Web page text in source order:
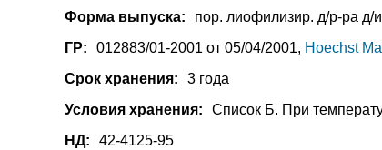
Форма выпуска:
пор. лиофилизир. д/р-ра
ГР:
012883/01-2001 от 05/04/2001, Hoechst
Срок хранения:
3 года
Условия хранения:
Список Б. При
НД:
42-4125-95